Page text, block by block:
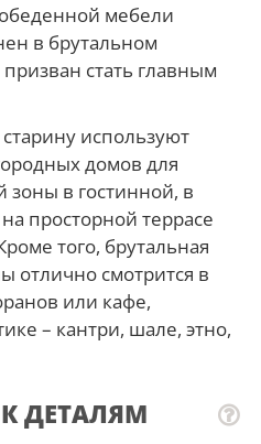
мебели
в брутальном
стать главным
используют
домов для
в гостинной, в
просторной террасе
того, брутальная
отлично смотрится в
или кафе,
– кантри, шале, этно,
ДЕТАЛЯМ